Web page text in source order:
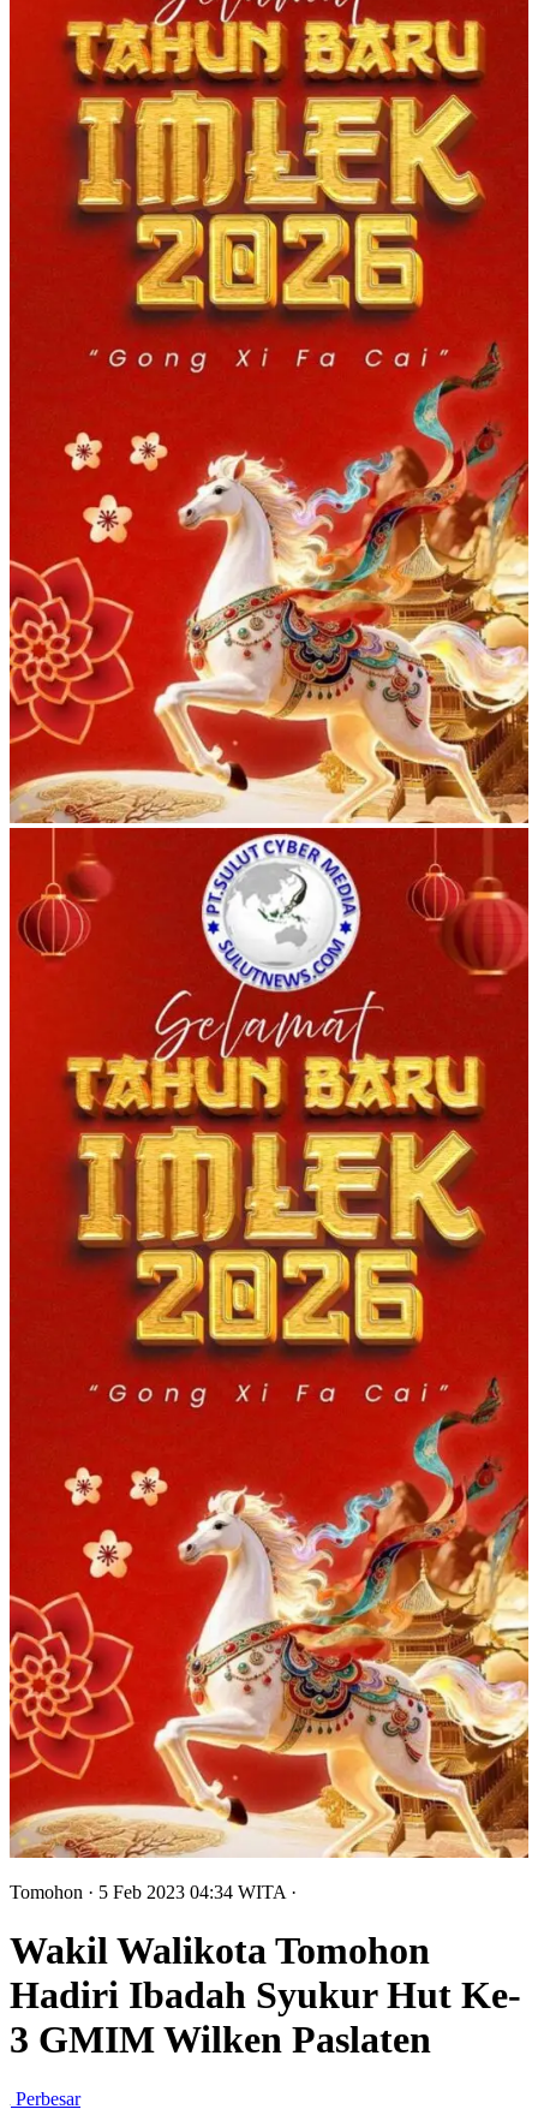
Tomohon · 5 Feb 2023 04:34 WITA ·
Wakil Walikota Tomohon
Hadiri Ibadah Syukur Hut Ke-
3 GMIM Wilken Paslaten
Perbesar